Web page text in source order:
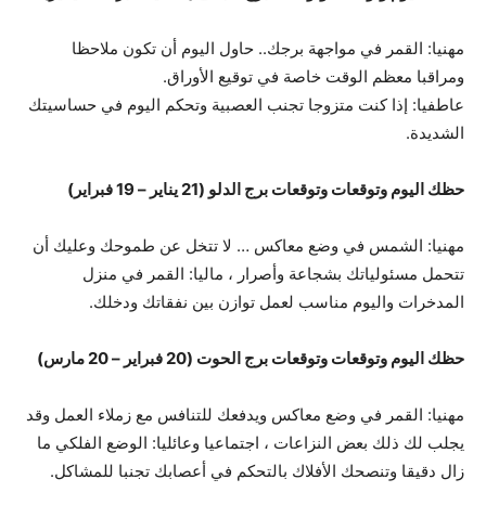
مهنيا: القمر في مواجهة برجك.. حاول اليوم أن تكون ملاحظا
ومراقبا معظم الوقت خاصة في توقيع الأوراق.
عاطفيا: إذا كنت متزوجا تجنب العصبية وتحكم اليوم في حساسيتك
الشديدة.
حظك اليوم وتوقعات وتوقعات برج الدلو (21 يناير – 19 فبراير)
مهنيا: الشمس في وضع معاكس … لا تتخل عن طموحك وعليك أن
تتحمل مسئولياتك بشجاعة وأصرار ، ماليا: القمر في منزل
المدخرات واليوم مناسب لعمل توازن بين نفقاتك ودخلك.
حظك اليوم وتوقعات وتوقعات برج الحوت (20 فبراير – 20 مارس)
مهنيا: القمر في وضع معاكس ويدفعك للتنافس مع زملاء العمل وقد
يجلب لك ذلك بعض النزاعات ، اجتماعيا وعائليا: الوضع الفلكي ما
زال دقيقا وتنصحك الأفلاك بالتحكم في أعصابك تجنبا للمشاكل.